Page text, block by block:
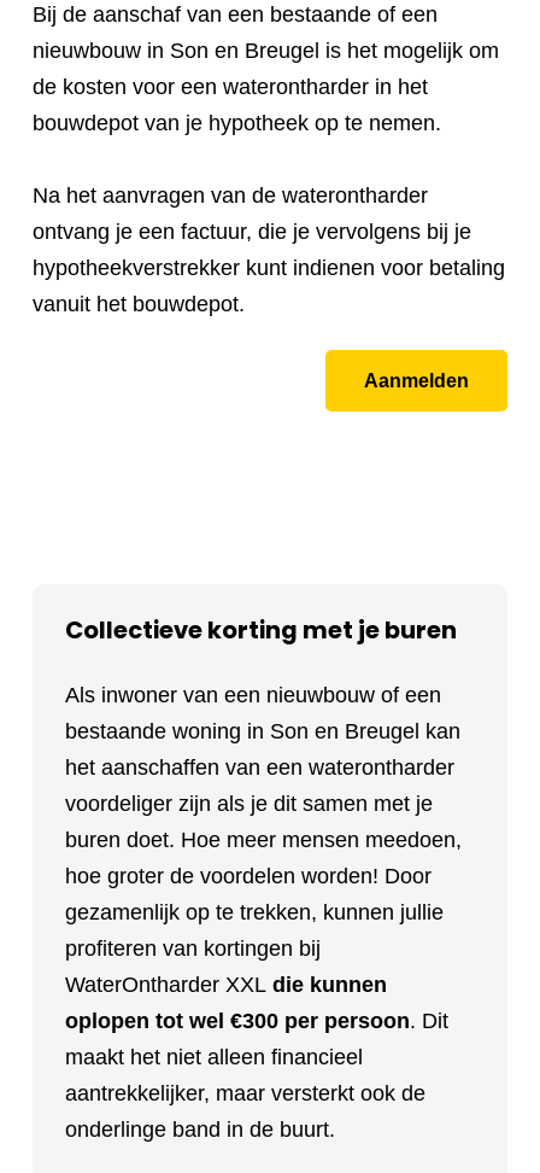
Bij de aanschaf van een bestaande of een
nieuwbouw in Son en Breugel is het mogelijk om
de kosten voor een waterontharder in het
bouwdepot van je hypotheek op te nemen.
Na het aanvragen van de waterontharder
ontvang je een factuur, die je vervolgens bij je
hypotheekverstrekker kunt indienen voor betaling
vanuit het bouwdepot.
Aanmelden
Collectieve korting met je buren
Als inwoner van een nieuwbouw of een
bestaande woning in Son en Breugel kan
het aanschaffen van een waterontharder
voordeliger zijn als je dit samen met je
buren doet. Hoe meer mensen meedoen,
hoe groter de voordelen worden! Door
gezamenlijk op te trekken, kunnen jullie
profiteren van kortingen bij
WaterOntharder XXL die kunnen
oplopen tot wel €300 per persoon. Dit
maakt het niet alleen financieel
aantrekkelijker, maar versterkt ook de
onderlinge band in de buurt.